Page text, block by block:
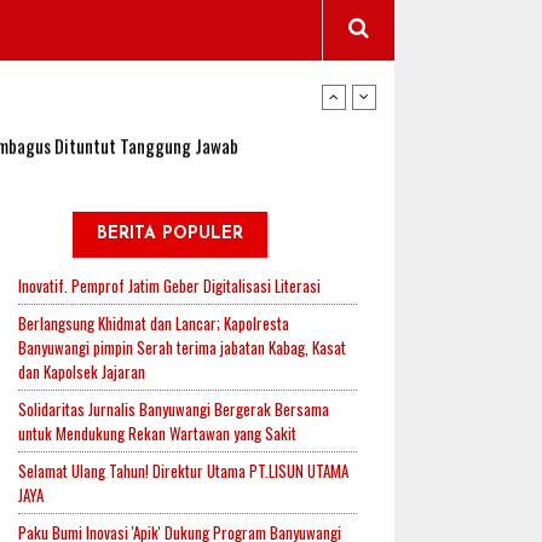
Jadi Lokasi Uji Coba Program NADI JKN
Dituntut Tanggung Jawab
Padi, Proyeksi Hasil Capai 2,4 Ton Gabah
Indonesia.id Perkuat Sinergitas Lewat Ngopi
untuk Mendukung Ketahanan Pangan Nasional
Jadi Lokasi Uji Coba Program NADI JKN
BERITA POPULER
Inovatif. Pemprof Jatim Geber Digitalisasi Literasi
Berlangsung Khidmat dan Lancar; Kapolresta
Banyuwangi pimpin Serah terima jabatan Kabag, Kasat
dan Kapolsek Jajaran
Solidaritas Jurnalis Banyuwangi Bergerak Bersama
untuk Mendukung Rekan Wartawan yang Sakit
Selamat Ulang Tahun! Direktur Utama PT.LISUN UTAMA
JAYA
Paku Bumi Inovasi 'Apik' Dukung Program Banyuwangi